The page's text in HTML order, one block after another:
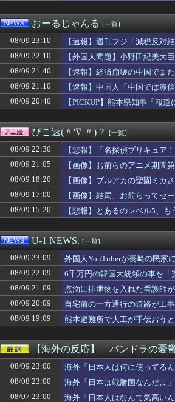
『二十世紀電氣目録 ユーレカ・エヴリカ』
DeNA・エンカーナシオン、日本語を教わっ
【悲報】トー横キッズ、大人に失望「大人
【悲報】マレーシア「進撃の巨人Hすぎ…こ
爆乳AV女優さん、熊本地震被災地支援に支
【衝撃】中出しセ○クスの終了後の彼女氏
『ドラクエ7リメイク』やってるけどユバー
【悲報】中国さん、日本に対しあまりにも
【画像】ウクライナから日本に避難してき
イギリスの給食から消える揚げ物 子ども
◆悲報◆審判の性接待だけではなかった…韓
X民「男はほぼ全員、友達に『死ね』と冗
【原神】スマホゲームのストーリーをスキ
【ウマ娘】KFCコラボ ウマウマ！豆知識ク
【悲報】ヒソカ、暗黒大陸渡航断念
「ロリータファッション」PRイベント 日
【衝撃】職場のおばさん(35)未婚、エロす
【悲報】中国の弱者男性、当局に目をつけ
【画像】清楚系女優が脱いだ！！石田悠佳
日本人ってなんで時代劇を見なくなったんだ
シャトレーゼのアイスランキングが出たぞ
本物のスパイ、政府批判どころか「むしろ
【悲報】ブンデス2部でも試合に出れない
米国、パトリオット在庫1700基未満…米政
【画像】元陸部JKが生脚さらすww
高専卒21歳だけど電気通信施工の職業訓練
悠仁様のオーラ、ヤバイｗｗｗｗｗｗｗｗ
トリッカルのロレットという推し活テロリス
【前編】嫁が芸能人と密会。嫁にボイレコを
【悲報】ショートスリーパー堀さん、涙腺崩
【闇深】震度6強の爆発現場でイオンが社
外国人「初めてトラウマになった日本のア
【Zガンダム】メタススレ、ゼータと比べて
おーるじゃんる [一覧]
08/09 23:10
【速報】週刊フジ「減税反対
08/09 22:10
【外国人問題】小野田紀美大
です」めちゃくちゃ仕事してい
08/09 21:40
【速報】経済崩壊の中国でま
08/09 21:10
【速報】中国人「中国では赤
08/09 20:40
【PICKUP】熊本県知事「報
ぴこ速(〃'∇'〃)？ [一覧]
08/09 22:30
【悲報】「名探偵プリキュア
08/09 21:05
【画像】お前らのアニメ期間
08/09 18:20
【画像】ブルアカの聖園ミカ
08/09 17:00
【画像】結局、お前らってセ
08/09 15:20
【悲報】とあるのレベル5、
U-1 NEWS. [一覧]
08/09 23:09
外国人YouTuberが長崎の民家
08/09 22:09
6千万円の韓国大統領の車を
08/09 21:09
点滴に排泄物を入れた看護師
08/09 20:09
自宅前の一方通行の道路が工
08/09 19:09
熊本避難所で大工が手伝おう
【海外の反応】 パンドラの憂
08/09 23:00
海外「日本人は何に使ってる
08/08 23:00
海外「日本は戦勝国なんだよ
08/07 23:00
海外「日本人はなんて気高い